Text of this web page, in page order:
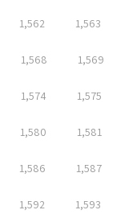
1,562 1,563
1,568 1,569
1,574 1,575
1,580 1,581
1,586 1,587
1,592 1,593